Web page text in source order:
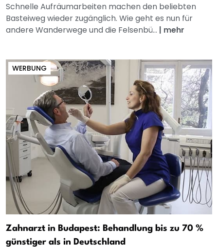
Schnelle Aufräumarbeiten machen den beliebten
Basteiweg wieder zugänglich. Wie geht es nun für
andere Wanderwege und die Felsenbü... | mehr
WERBUNG
Zahnarzt in Budapest: Behandlung bis zu 70 %
günstiger als in Deutschland